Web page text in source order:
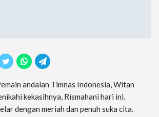
andalan Timnas Indonesia, Witan
kekasihnya, Rismahani hari ini.
dengan meriah dan penuh suka cita.